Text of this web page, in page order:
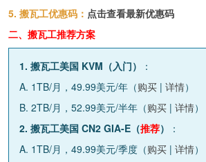
5. 搬瓦工优惠码： 点击查看最新优惠码
二、搬瓦工推荐方案
1. 搬瓦工美国 KVM（入门）
：
A. 1TB/月，49.99美元/年（购买 | 详情）
B. 2TB/月，52.99美元/半年（购买 | 详情）
2. 搬瓦工美国 CN2 GIA-E（推荐）
：
A. 1TB/月，49.99美元/季度（购买 | 详情）